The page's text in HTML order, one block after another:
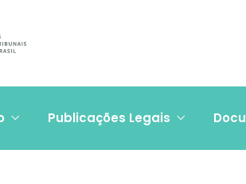
Publicações Legais